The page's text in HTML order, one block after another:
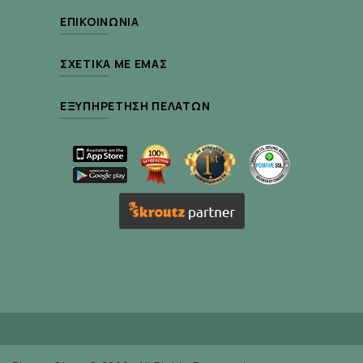
Χαρακτηριστικά του Folic Acid 1000mcg της
Natural Factors:
Υποστήριξη Κατά την Εγκυμοσύνη:
φυσιολογική εξέλιξη του εμβρύου.
Υγεία Καρδιάς και Εγκεφάλου:
Σύμφωνα με
μελέτες, μπορεί να προσφέρει προστασία
έναντι της νόσου Αλτσχάιμερ.
ΕΠΙΚΟΙΝΩΝΊΑ
ΣΧΕΤΙΚΆ ΜΕ ΕΜΆΣ
ΕΞΥΠΗΡΈΤΗΣΗ ΠΕΛΑΤΏΝ